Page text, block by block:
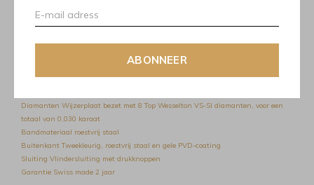
ABONNEER
Kastmaat34,00
Dikte (mm)6,80
KaliberETA F05.115
Diamanten Wijzerplaat bezet met 8 Top Wesselton VS-SI diamanten, voor een
totaal van 0,030 karaat
Bandmateriaal roestvrij staal
BuitenkantTweekleurig, roestvrij staal en gele PVD-coating
Sluiting Vlindersluiting met drukknoppen
Garantie Swiss made 2 jaar